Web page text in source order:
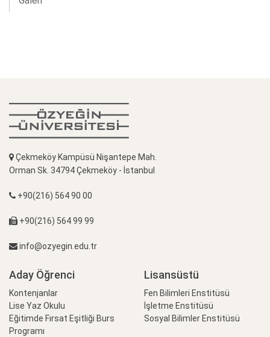
Çekmeköy Kampüsü Nişantepe Mah.
Orman Sk. 34794 Çekmeköy - İstanbul
+90(216) 564 90 00
+90(216) 564 99 99
info@ozyegin.edu.tr
Aday Öğrenci
Kontenjanlar
Lise Yaz Okulu
Eğitimde Fırsat Eşitliği Burs
Programı
Lisansüstü
Fen Bilimleri Enstitüsü
İşletme Enstitüsü
Sosyal Bilimler Enstitüsü